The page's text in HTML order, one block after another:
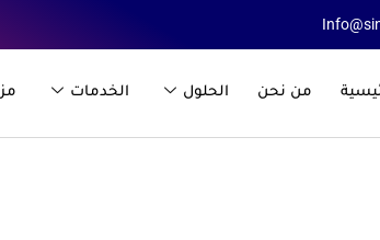
من نحن الحلول الخدمات